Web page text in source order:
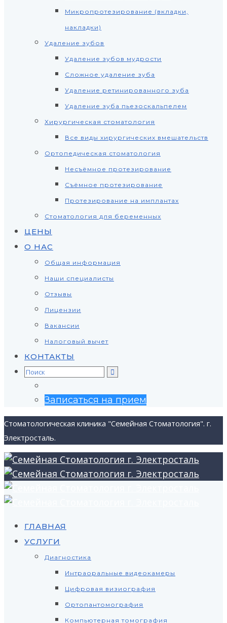
Микропротезирование (вкладки,
накладки)
Удаление зубов
Удаление зубов мудрости
Сложное удаление зуба
Удаление ретинированного зуба
Удаление зуба пьезоскальпелем
Хирургическая стоматология
Все виды хирургических вмешательств
Ортопедическая стоматология
Несъёмное протезирование
Съёмное протезирование
Протезирование на имплантах
Стоматология для беременных
ЦЕНЫ
О НАС
Общая информация
Наши специалисты
Отзывы
Лицензии
Вакансии
Налоговый вычет
КОНТАКТЫ
Search
for:
Записаться на прием
Стоматологическая клиника "Семейная Стоматология". г.
Электросталь.
ГЛАВНАЯ
УСЛУГИ
Диагностика
Интраоральные видеокамеры
Цифровая визиография
Ортопантомография
Компьютерная томография